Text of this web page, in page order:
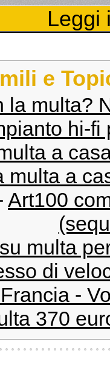
Leggi
e
la multa?
hi-fi
a
multa a
Art100
multa
di
-
370